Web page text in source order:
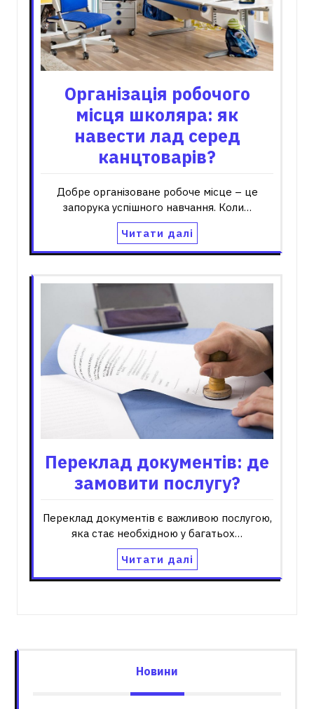
Організація робочого
місця школяра: як
навести лад серед
канцтоварів?
Добре організоване робоче місце – це
запорука успішного навчання. Коли…
Читати далі
Переклад документів: де
замовити послугу?
Переклад документів є важливою послугою,
яка стає необхідною у багатьох…
Читати далі
Новини